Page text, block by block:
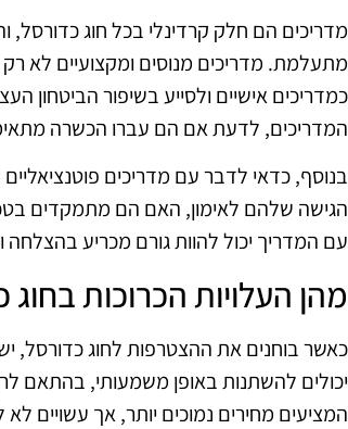
מדריכים הם חלק קרדינלי בכל חוג
מתעלמת. מדריכים מנוסים ומקצועיים לא
כמדריכים אישיים ולסייע בשיפור הביטחון
המדריכים, לדעת אם הם עברו הכשרה
בנוסף, כדאי לדבר עם מדריכים
הגישה שלהם לאימון, האם הם מתמקדים
עם המדריך יכול להוות גורם מכריע
מהן העלויות הכרוכות בחוג
כאשר בוחנים את ההצטרפות לחוג כדורסל,
יכולים להשתנות באופן משמעותי, בהתאם
המציעים מחירים נמוכים יותר, אך עשויים